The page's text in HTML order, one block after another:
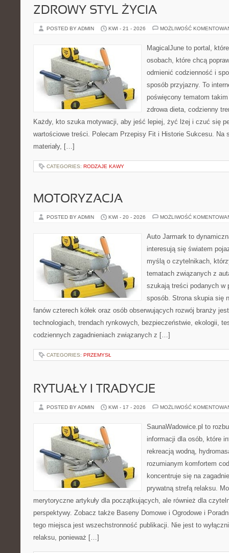
ZDROWY STYL ŻYCIA
POSTED BY ADMIN KWI - 21 - 2026 MOŻLIWOŚĆ
MagicalJune to portal,
osobach, które chcą
odmienić codzienność i
sposób przyjazny. To
poświęcony tematom
zdrowa dieta, codzienny
Każdy, kto szuka motywacji, aby jeść lepiej, żyć lżej i czuć się
wartościowe treści. Polecam Przepisy Fit i Historie Sukcesu. Na
materiały, […]
CATEGORIES: RODZAJE KAWY
MOTORYZACJA
POSTED BY ADMIN KWI - 20 - 2026 MOŻLIWOŚĆ
Auto Jarmark to
interesują się światem
myślą o czytelnikach,
tematach związanych z
szukają treści podanych w
sposób. Strona skupia się
fanów czterech kółek oraz osób obserwujących rozwój branży
technologiach, trendach rynkowych, bezpieczeństwie, ekologii,
codziennych zagadnieniach związanych z […]
CATEGORIES: PRZEMYSŁ
RYTUAŁY I TRADYCJE
POSTED BY ADMIN KWI - 17 - 2026 MOŻLIWOŚĆ
SaunaWadowice.pl to
informacji dla osób, które
rekreacją wodną,
rozumianym komfortem
koncentruje się na
prywatną strefą relaksu.
merytoryczne artykuły dla początkujących, ale również dla
perspektywy. Zobacz także Baseny Domowe i Ogrodowe i
tego miejsca jest wszechstronność publikacji. Nie jest to
relaksu, ponieważ […]